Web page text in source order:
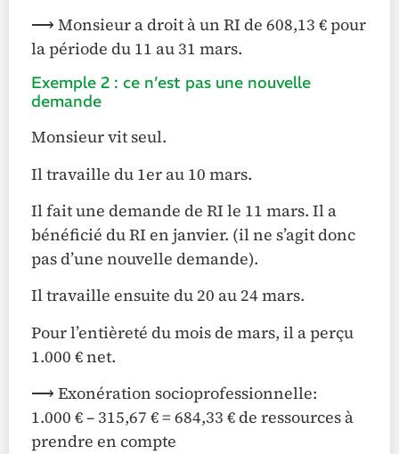
⟶ Monsieur a droit à un RI de 608,13 € pour
la période du 11 au 31 mars.
Exemple 2 : ce n’est pas une nouvelle
demande
Monsieur vit seul.
Il travaille du 1er au 10 mars.
Il fait une demande de RI le 11 mars. Il a
bénéficié du RI en janvier. (il ne s’agit donc
pas d’une nouvelle demande).
Il travaille ensuite du 20 au 24 mars.
Pour l’entièreté du mois de mars, il a perçu
1.000 € net.
⟶ Exonération socioprofessionnelle:
1.000 € – 315,67 € = 684,33 € de ressources à
prendre en compte